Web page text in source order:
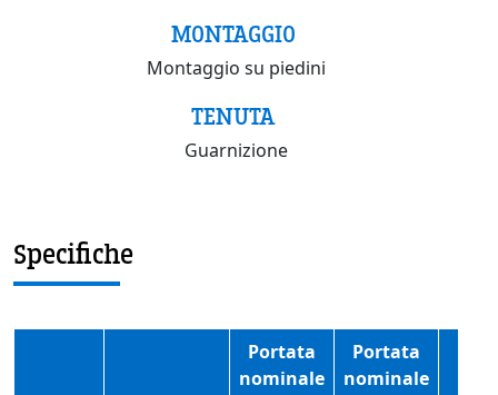
MONTAGGIO
Montaggio su piedini
TENUTA
Guarnizione
Specifiche
Portata
nominale
Portata
nominale